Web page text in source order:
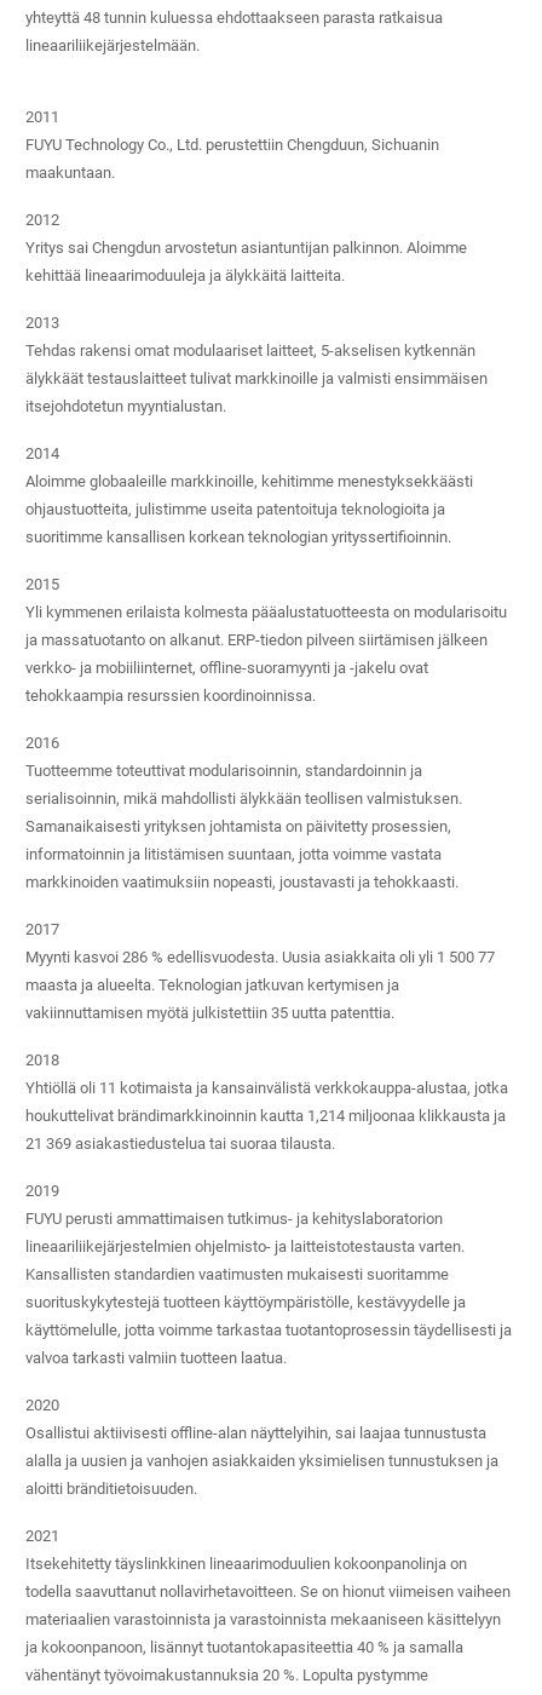
yhteyttä 48 tunnin kuluessa ehdottaakseen parasta ratkaisua
lineaariliikejärjestelmään.
2011
FUYU Technology Co., Ltd. perustettiin Chengduun, Sichuanin
maakuntaan.
2012
Yritys sai Chengdun arvostetun asiantuntijan palkinnon. Aloimme
kehittää lineaarimoduuleja ja älykkäitä laitteita.
2013
Tehdas rakensi omat modulaariset laitteet, 5-akselisen kytkennän
älykkäät testauslaitteet tulivat markkinoille ja valmisti ensimmäisen
itsejohdotetun myyntialustan.
2014
Aloimme globaaleille markkinoille, kehitimme menestyksekkäästi
ohjaustuotteita, julistimme useita patentoituja teknologioita ja
suoritimme kansallisen korkean teknologian yrityssertifioinnin.
2015
Yli kymmenen erilaista kolmesta pääalustatuotteesta on modularisoitu
ja massatuotanto on alkanut. ERP-tiedon pilveen siirtämisen jälkeen
verkko- ja mobiiliinternet, offline-suoramyynti ja -jakelu ovat
tehokkaampia resurssien koordinoinnissa.
2016
Tuotteemme toteuttivat modularisoinnin, standardoinnin ja
serialisoinnin, mikä mahdollisti älykkään teollisen valmistuksen.
Samanaikaisesti yrityksen johtamista on päivitetty prosessien,
informatoinnin ja litistämisen suuntaan, jotta voimme vastata
markkinoiden vaatimuksiin nopeasti, joustavasti ja tehokkaasti.
2017
Myynti kasvoi 286 % edellisvuodesta. Uusia asiakkaita oli yli 1 500 77
maasta ja alueelta. Teknologian jatkuvan kertymisen ja
vakiinnuttamisen myötä julkistettiin 35 uutta patenttia.
2018
Yhtiöllä oli 11 kotimaista ja kansainvälistä verkkokauppa-alustaa, jotka
houkuttelivat brändimarkkinoinnin kautta 1,214 miljoonaa klikkausta ja
21 369 asiakastiedustelua tai suoraa tilausta.
2019
FUYU perusti ammattimaisen tutkimus- ja kehityslaboratorion
lineaariliikejärjestelmien ohjelmisto- ja laitteistotestausta varten.
Kansallisten standardien vaatimusten mukaisesti suoritamme
suorituskykytestejä tuotteen käyttöympäristölle, kestävyydelle ja
käyttömelulle, jotta voimme tarkastaa tuotantoprosessin täydellisesti ja
valvoa tarkasti valmiin tuotteen laatua.
2020
Osallistui aktiivisesti offline-alan näyttelyihin, sai laajaa tunnustusta
alalla ja uusien ja vanhojen asiakkaiden yksimielisen tunnustuksen ja
aloitti bränditietoisuuden.
2021
Itsekehitetty täyslinkkinen lineaarimoduulien kokoonpanolinja on
todella saavuttanut nollavirhetavoitteen. Se on hionut viimeisen vaiheen
materiaalien varastoinnista ja varastoinnista mekaaniseen käsittelyyn
ja kokoonpanoon, lisännyt tuotantokapasiteettia 40 % ja samalla
vähentänyt työvoimakustannuksia 20 %. Lopulta pystymme